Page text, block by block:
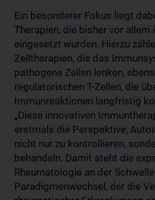
Ein besonderer Fokus liegt
Therapien, die bisher vor allem
eingesetzt wurden. Hierzu
Zelltherapien, die das
pathogene Zellen lenken,
regulatorischen T-Zellen, die
Immunreaktionen langfristig
„Diese innovativen
erstmals die Perspektive,
nicht nur zu kontrollieren,
behandeln. Damit steht die
Rheumatologie an der
Paradigmenwechsel, der die